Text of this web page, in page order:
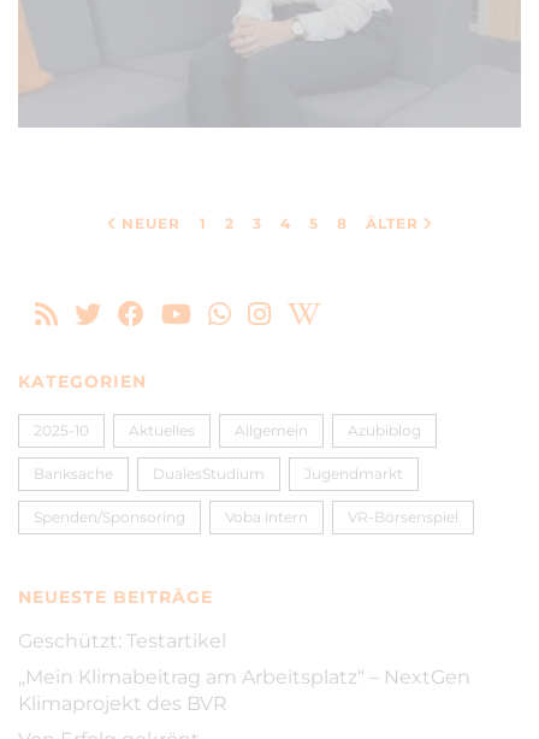
NEUER 1 2 3 4 5 8 ÄLTER
KATEGORIEN
2025-10 Aktuelles Allgemein Azubiblog
Banksache DualesStudium Jugendmarkt
Spenden/Sponsoring Voba intern VR-Börsenspiel
NEUESTE BEITRÄGE
Geschützt: Testartikel
„Mein Klimabeitrag am Arbeitsplatz“ – NextGen
Klimaprojekt des BVR